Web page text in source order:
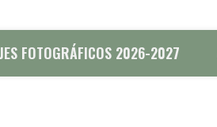
FOTOGRÁFICOS 2026-2027